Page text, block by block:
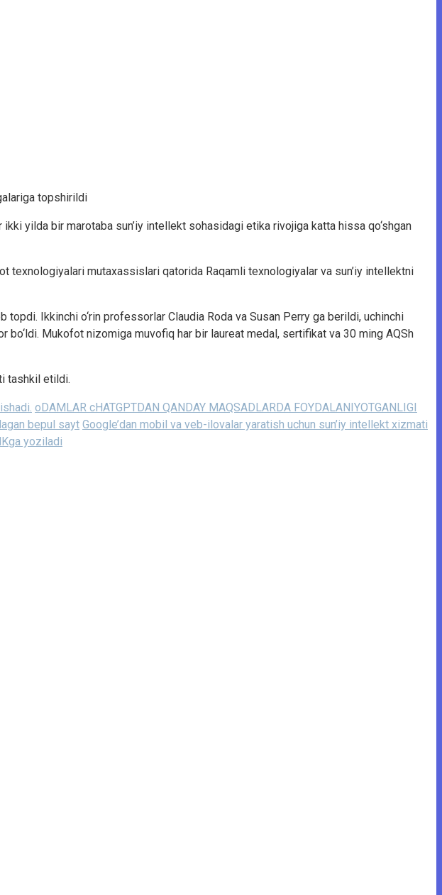
topshirildi
yilda bir marotaba sun’iy intellekt sohasidagi etika rivojiga katta hissa qo‘shgan
texnologiyalari mutaxassislari qatorida Raqamli texnologiyalar va sun’iy intellektni
Ikkinchi o‘rin professorlar Claudia Roda va Susan Perry ga berildi, uchinchi
Mukofot nizomiga muvofiq har bir laureat medal, sertifikat va 30 ming AQSh
tashkil etildi.
oDAMLAR cHATGPTDAN QANDAY MAQSADLARDA FOYDALANIYOTGANLIGI
bepul sayt Google’dan mobil va veb-ilovalar yaratish uchun sun’iy intellekt xizmati
yoziladi